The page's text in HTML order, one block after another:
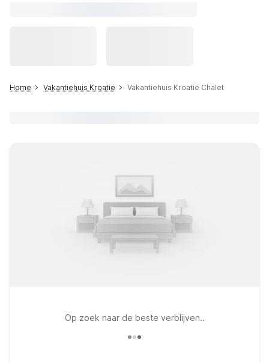
Home Vakantiehuis Kroatië Vakantiehuis Kroatië Chalet
Op zoek naar de beste verblijven..